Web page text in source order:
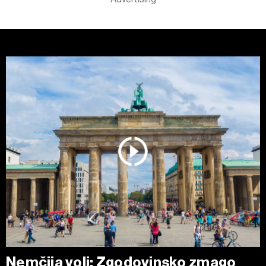
Nemčija voli: Zgodovinsko zmago